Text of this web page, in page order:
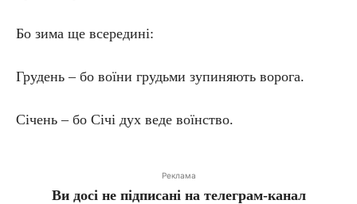
Бо зима ще всередині:
Грудень – бо воїни грудьми зупиняють ворога.
Січень – бо Січі дух веде воїнство.
Реклама
Ви досі не підписані на телеграм-канал